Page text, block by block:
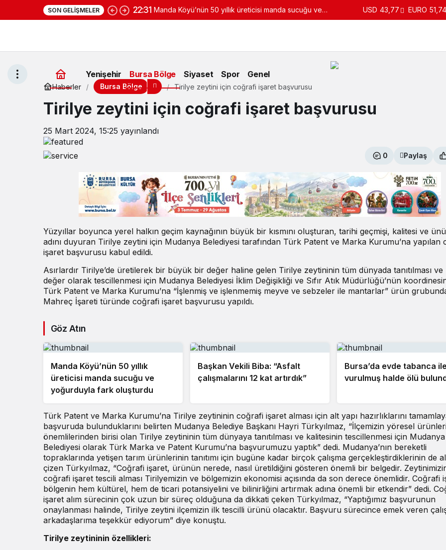
SON GELIŞMELER 22:31 Manda Köyü’nün 50 yıllık üreticisi manda sucuğu ve USD 43,77 EURO 51,74
Yenişehir Bursa Bölge Siyaset Spor Genel
Haberler Bursa Bölge Tirilye zeytini için coğrafi işaret başvurusu
Tirilye zeytini için coğrafi işaret başvurusu
25 Mart 2024, 15:25 yayınlandı
0 Paylaş
Yüzyıllar boyunca yerel halkın geçim kaynağının büyük bir kısmını oluşturan, tarihi geçmişi, kalitesi ve
adını duyuran Tirilye zeytini için Mudanya Belediyesi tarafından Türk Patent ve Marka Kurumu’na yapılan
işaret başvurusu kabul edildi.
Asırlardır Tirilye’de üretilerek bir büyük bir değer haline gelen Tirilye zeytininin tüm dünyada tanıtılması
değer olarak tescillenmesi için Mudanya Belediyesi İklim Değişikliği ve Sıfır Atık Müdürlüğü’nün
Türk Patent ve Marka Kurumu’na “İşlenmiş ve işlenmemiş meyve ve sebzeler ile mantarlar” ürün
Mahreç İşareti türünde coğrafi işaret başvurusu yapıldı.
Göz Atın
Manda Köyü’nün 50 yıllık
üreticisi manda sucuğu ve
yoğurduyla fark oluşturdu
Başkan Vekili Biba: “Asfalt
çalışmalarını 12 kat artırdık”
Bursa’da evde tabanca ile
vurulmuş halde ölü
Türk Patent ve Marka Kurumu’na Tirilye zeytininin coğrafi işaret alması için alt yapı hazırlıklarını
başvuruda bulunduklarını belirten Mudanya Belediye Başkanı Hayri Türkyılmaz, “İlçemizin yöresel
önemlilerinden birisi olan Tirilye zeytininin tüm dünyaya tanıtılması ve kalitesinin tescillenmesi için Mudanya
Belediyesi olarak Türk Marka ve Patent Kurumu’na başvurumuzu yaptık” dedi. Mudanya’nın bereketli
topraklarında yetişen tarım ürünlerinin tanıtımı için bugüne kadar birçok çalışma gerçekleştirdiklerinin de
çizen Türkyılmaz, “Coğrafi işaret, ürünün nerede, nasıl üretildiğini gösteren önemli bir belgedir.
coğrafi işaret tescili alması Tirilyemizin ve bölgemizin ekonomisi açısında da son derece önemlidir. Coğrafi
bölgenin hem kültürel, hem de ticari potansiyelini ve bilinirliğini artırmak adına önemli bir etkendir” dedi.
işaret alım sürecinin çok uzun bir süreç olduğuna da dikkati çeken Türkyılmaz, “Yaptığımız başvurunun
onaylanması halinde, Tirilye zeytini ilçemizin ilk tescilli ürünü olacaktır. Başvuru sürecince emek veren
arkadaşlarıma teşekkür ediyorum” diye konuştu.
Tirilye zeytininin özellikleri: